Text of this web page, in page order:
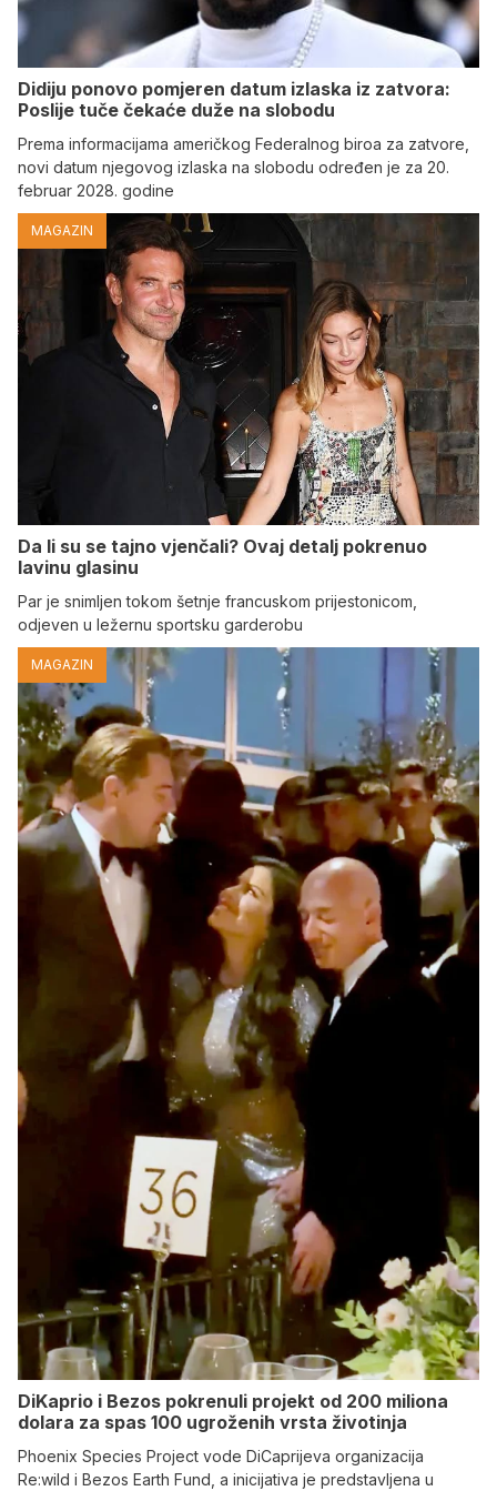
Didiju ponovo pomjeren datum izlaska iz zatvora:
Poslije tuče čekaće duže na slobodu
Prema informacijama američkog Federalnog biroa za zatvore,
novi datum njegovog izlaska na slobodu određen je za 20.
februar 2028. godine
MAGAZIN
Da li su se tajno vjenčali? Ovaj detalj pokrenuo
lavinu glasinu
Par je snimljen tokom šetnje francuskom prijestonicom,
odjeven u ležernu sportsku garderobu
MAGAZIN
DiKaprio i Bezos pokrenuli projekt od 200 miliona
dolara za spas 100 ugroženih vrsta životinja
Phoenix Species Project vode DiCaprijeva organizacija
Re:wild i Bezos Earth Fund, a inicijativa je predstavljena u